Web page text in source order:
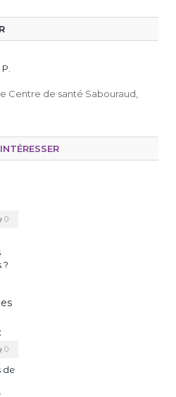
Centre de santé Sabouraud,
0
?
0
de